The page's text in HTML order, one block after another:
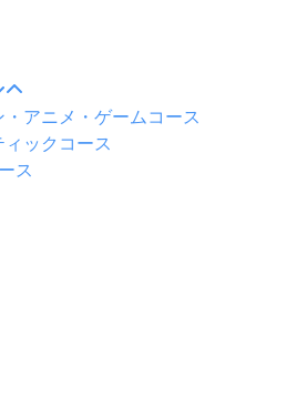
アニメ・ゲームコース
ックコース
ス